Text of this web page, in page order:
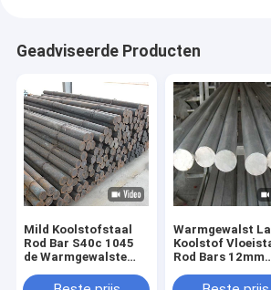
Geadviseerde Producten
Mild Koolstofstaal
Rod Bar S40c 1045
de Warmgewalste
van A36
Warmgewalst
Koolstof
Rod Bars 12mm
Sm45c